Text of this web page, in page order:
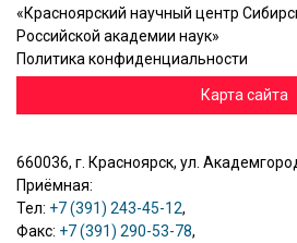
«Красноярский научный центр
Российской академии наук»
Политика конфиденциальности
Карта сайта
660036, г. Красноярск, ул.
Приёмная:
Тел: +7 (391) 243-45-12,
Факс: +7 (391) 290-53-78,